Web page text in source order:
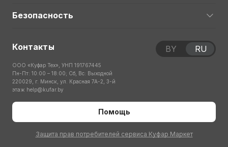
Безопасность
Контакты
ООО «Куфар Тех», УНП 191767445
Пн-Пт: 10:00 – 18:00; Сб, Вс: Выходной
220029, г. Минск, ул. Красная 7А-2, 3-й
этаж help@kufar.by
Помощь
Защита прав потребителей сервиса Куфар Маркет
BY RU